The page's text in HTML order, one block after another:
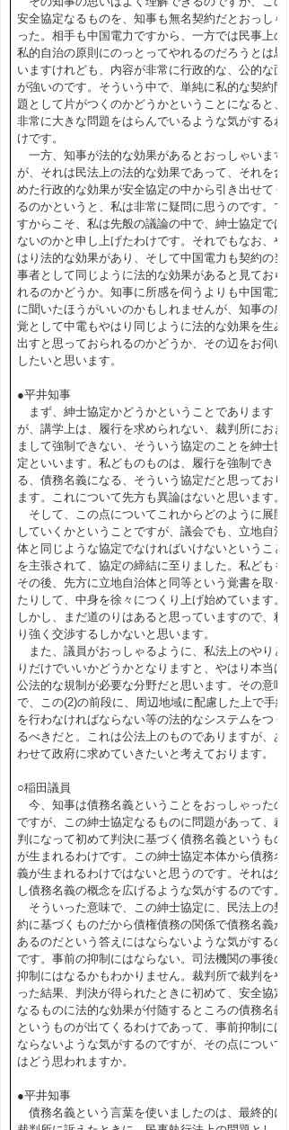
安全協定なるものを、知事も無名契約だとおっしゃ
った。相手も中国電力ですから、一方では民事上の
私的自治の原則にのっとってやれるのだろうとは思
いますけれども、内容が非常に行政的な、公的な面
が強いのです。そういう中で、単純に私的な契約問
題として片がつくのかどうかということになると、
非常に大きな問題をはらんでいるような気がするわ
けです。
一方、知事が法的な効果があるとおっしゃいます
が、それは民法上の法的な効果であって、それを含
めた行政的な効果が安全協定の中から引き出せてく
るのかというと、私は非常に疑問に思うのです。で
すからこそ、私は先般の議論の中で、紳士協定では
ないのかと申し上げたわけです。それでもなお、や
はり法的な効果があり、そして中国電力も契約の当
事者として同じように法的な効果があると見ておら
れるのかどうか。知事に所感を伺うよりも中国電力
に聞いたほうがいいのかもしれませんが、知事の感
覚として中電もやはり同じように法的な効果を生み
出すと思っておられるのかどうか、その辺をお伺い
したいと思います。
●平井知事
まず、紳士協定かどうかということであります
が、講学上は、履行を求められない、裁判所におき
まして強制できない、そういう協定のことを紳士協
定といいます。私どものものは、履行を強制でき
る、債務名義になる、そういう協定だと思っており
ます。これについて先方も異論はないと思います。
そして、この点についてこれからどのように展開
していくかということですが、議会でも、立地自治
体と同じような協定でなければいけないということ
を主張されて、協定の締結に至りました。私どもも
その後、先方に立地自治体と同等という覚書を取っ
たりして、中身を徐々につくり上げ始めています。
しかし、まだ道のりはあると思っていますので、粘
り強く交渉するしかないと思います。
また、議員がおっしゃるように、私法上のやりと
りだけでいいかどうかとなりますと、やはり本当は
公法的な規制が必要な分野だと思います。その意味
で、この(2)の前段に、周辺地域に配慮した上で手続
を行わなければならない等の法的なシステムをつく
るべきだと。これは公法上のものでありますが、あ
わせて政府に求めていきたいと考えております。
○稲田議員
今、知事は債務名義ということをおっしゃったの
ですが、この紳士協定なるものに問題があって、裁
判になって初めて判決に基づく債務名義というもの
が生まれるわけです。この紳士協定本体から債務名
義が生まれるわけではないと思うのです。それは少
し債務名義の概念を広げるような気がするのです。
そういった意味で、この紳士協定に、民法上の契
約に基づくものだから債権債務の関係で債務名義が
あるのだという答えにはならないような気がするの
です。事前の抑制にはならない。司法機関の事後の
抑制にはなるかもわかりません。裁判所で裁判をや
った結果、判決が得られたときに初めて、安全協定
なるものに法的な効果が付随するところの債務名義
というものが出てくるわけであって、事前抑制には
ならないような気がするのですが、その点について
はどう思われますか。
●平井知事
債務名義という言葉を使いましたのは、最終的に